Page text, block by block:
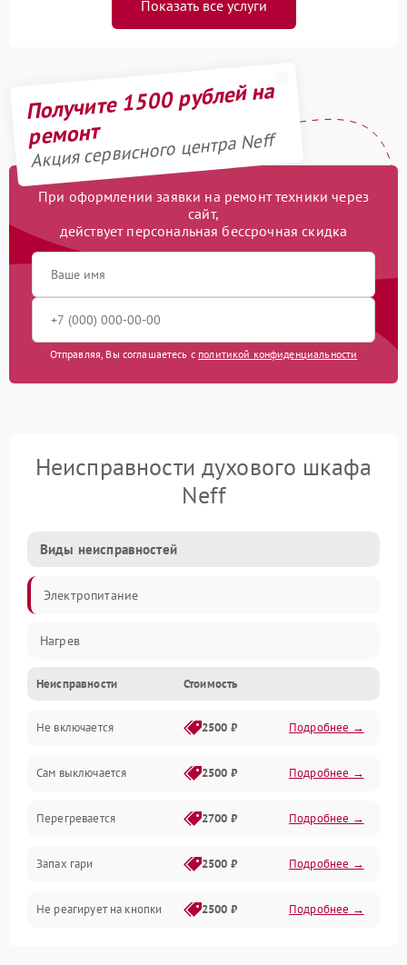
Показать все услуги
Получите 1500 рублей на
ремонт
Акция сервисного центра Neff
При оформлении заявки на ремонт техники через
сайт,
действует персональная бессрочная скидка
Отправляя, Вы соглашаетесь с политикой конфиденциальности
Неисправности духового шкафа
Neff
Виды неисправностей
Электропитание
Нагрев
Неисправности Стоимость
Не включается 2500 ₽ Подробнее →
Сам выключается 2500 ₽ Подробнее →
Перегревается 2700 ₽ Подробнее →
Запах гари 2500 ₽ Подробнее →
Не реагирует на кнопки 2500 ₽ Подробнее →